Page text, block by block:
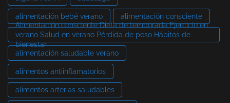
alimentación bebé verano
alimentación consciente
Alimentación consciente Dieta de temporada Ejercicio en
verano Salud en verano Pérdida de peso Hábitos de
bienestar
alimentación saludable verano
alimentos antiinflamatorios
alimentos arterias saludables